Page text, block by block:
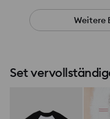
Weitere
Set